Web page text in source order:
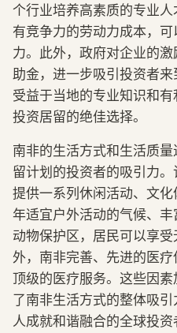
个行业培养高素质的专业
有竞争力的劳动力成本，
力。此外，政府对企业的
助金，进一步吸引投资者
受益于当地的专业知识和
投资居留的绝佳选择。
南非的生活方式和生活质
留计划的投资者的吸引力。
提供一系列休闲活动、文
年适宜户外活动的气候、
动物保护区，居民可以享
外，南非完善、先进的医
顶级的医疗服务。这些因
了南非生活方式的整体吸
人成就和谐融合的全球投资